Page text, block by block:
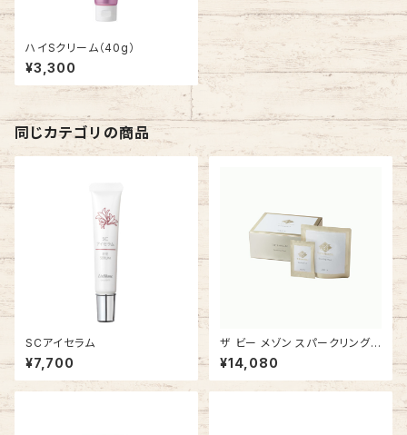
ハイSクリーム（40g）
¥3,300
同じカテゴリの商品
SCアイセラム
¥7,700
ザ ビー メゾン スパークリング
マスク 10回分
¥14,080